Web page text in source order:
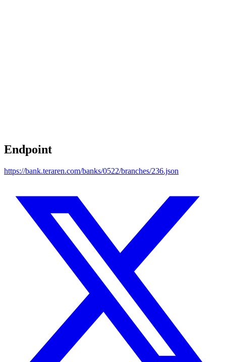
Endpoint
https://bank.teraren.com/banks/0522/branches/236.json